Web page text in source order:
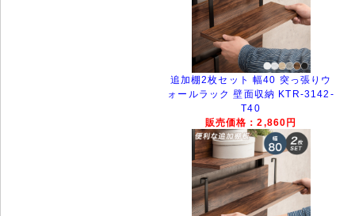
追加棚2枚セット 幅40 突っ張りウ
ォールラック 壁面収納 KTR-3142-
T40
販売価格：2,860円